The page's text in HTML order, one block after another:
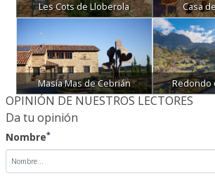
Les Cots de Lloberola Casa
Masía Mas de Cebrián Redondo
OPINIÓN DE NUESTROS LECTORES
Da tu opinión
Nombre*